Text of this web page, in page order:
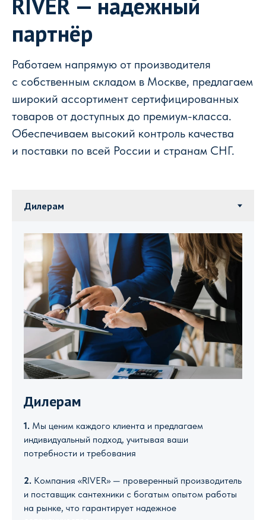
партнёр
Работаем напрямую от производителя
с собственным складом в Москве, предлагаем
широкий ассортимент сертифицированных
товаров от доступных до премиум-класса.
Обеспечиваем высокий контроль качества
и поставки по всей России и странам СНГ.
Дилерам
1. Мы ценим каждого клиента и предлагаем
индивидуальный подход, учитывая ваши
потребности и требования
2. Компания «RIVER» — проверенный производитель
и поставщик сантехники с богатым опытом работы
на рынке, что гарантирует надежное